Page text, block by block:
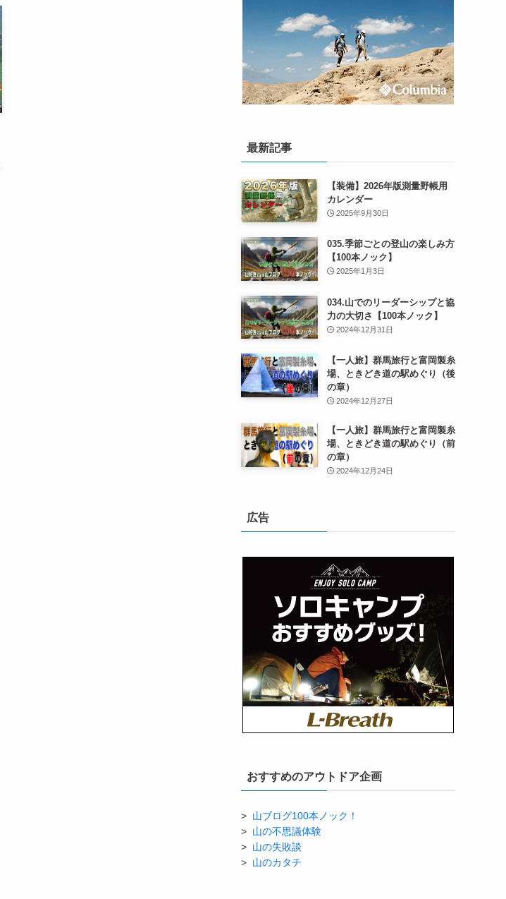
最新記事
【装備】2026年版測量野帳用
カレンダー
2025年9月30日
035.季節ごとの登山の楽しみ方
【100本ノック】
2025年1月3日
034.山でのリーダーシップと協
力の大切さ【100本ノック】
2024年12月31日
【一人旅】群馬旅行と富岡製糸
場、ときどき道の駅めぐり（後
の章）
2024年12月27日
【一人旅】群馬旅行と富岡製糸
場、ときどき道の駅めぐり（前
の章）
2024年12月24日
広告
おすすめのアウトドア企画
> 山ブログ100本ノック！
> 山の不思議体験
> 山の失敗談
> 山のカタチ